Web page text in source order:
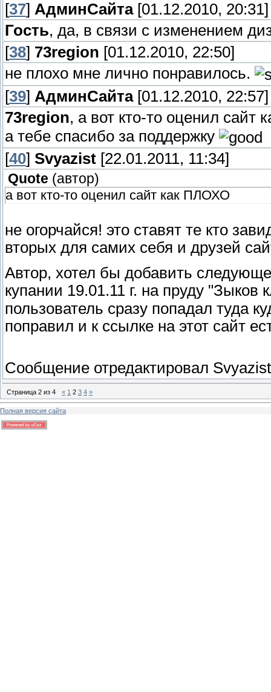
[37] АдминСайта[01.12.2010, 20:31]
Гость, да, в связи с изменением
[38] 73region [01.12.2010, 22:50]
не плохо мне лично понравилось.
[39] АдминСайта[01.12.2010, 22:57]
73region, а вот кто-то оценил
а тебе спасибо за поддержку
[40] Svyazist [22.01.2011, 11:34]
Quote (автор)
а вот кто-то оценил сайт как ПЛОХО
не огорчайся! это ставят те кто
вторых для самих себя и друзей
Автор, хотел бы добавить
купании 19.01.11 г. на пруду
пользователь сразу попадал туда
поправил и к ссылке на этот сайт
Сообщение отредактировал Svyazist
Страница 2 из 4 « 1 2 3 4 »
Полная версия сайта